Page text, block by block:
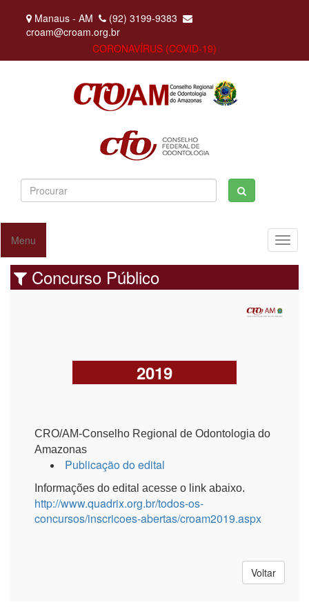
Manaus - AM
(92) 3199-9383
croam@croam.org.br
CORONAVÍRUS (COVID-19)
Menu
Concurso Público
2019
CRO/AM-Conselho Regional de Odontologia do
Amazonas
Publicação do edital
Informações do edital acesse o link abaixo.
http://www.quadrix.org.br/todos-os-
concursos/inscricoes-abertas/croam2019.aspx
Voltar